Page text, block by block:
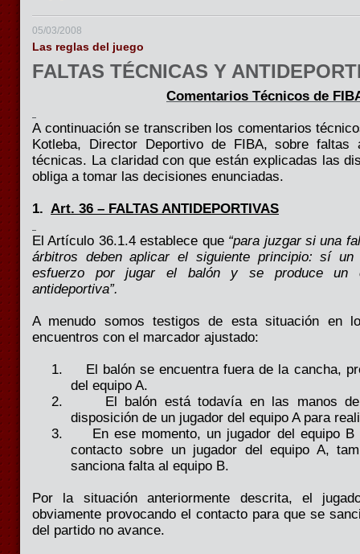
05/03/2008
Las reglas del juego
FALTAS TÉCNICAS Y
Comentarios Técnicos de
A continuación se transcriben los comentarios
Kotleba, Director Deportivo de FIBA, sobre faltas
técnicas. La claridad con que están explicadas las
obliga a tomar las decisiones enunciadas.
1. Art. 36 – FALTAS ANTIDEPORTIVAS
El Artículo 36.1.4 establece que “para juzgar si una
árbitros deben aplicar el siguiente principio: sí
esfuerzo por jugar el balón y se produce un
antideportiva”.
A menudo somos testigos de esta situación en
encuentros con el marcador ajustado:
1.
El balón se encuentra fuera de la cancha,
del equipo A.
2.
El balón está todavía en las manos
disposición de un jugador del equipo A para
3.
En ese momento, un jugador del equipo
contacto sobre un jugador del equipo A,
sanciona falta al equipo B.
Por la situación anteriormente descrita, el
obviamente provocando el contacto para que se
del partido no avance.